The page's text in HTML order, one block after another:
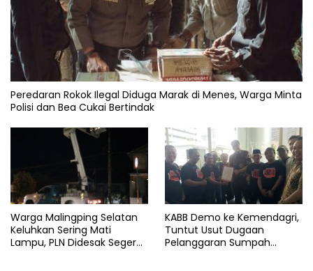
Peredaran Rokok Ilegal Diduga Marak di Menes, Warga Minta
Polisi dan Bea Cukai Bertindak
Warga Malingping Selatan
Keluhkan Sering Mati
Lampu, PLN Didesak Segera
KABB Demo ke Kemendagri,
Tuntut Usut Dugaan
Pelanggaran Sumpah